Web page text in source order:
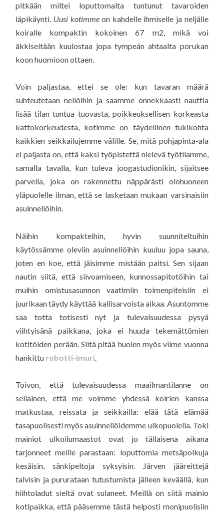
pitkään miltei loputtomalta tuntunut tavaroiden
läpikäynti. Uusi kotimmeon kahdelle ihmiselle ja neljälle
koiralle kompaktin kokoinen 67 m2, mikä voi
äkkiseltään kuulostaa jopa tympeän ahtaalta porukan
koon huomioon ottaen.
Voin paljastaa, ettei se ole: kun tavaran määrä
suhteutetaan neliöihin ja saamme onnekkaasti nauttia
lisää tilan tuntua tuovasta, poikkeuksellisen korkeasta
kattokorkeudesta, kotimme on täydellinen tukikohta
kaikkien seikkailujemme välille. Se, mitä pohjapinta-ala
ei paljasta on, että kaksi työpistettä nielevä työtilamme,
samalla tavalla, kun tuleva joogastudionikin, sijaitsee
parvella, joka on rakennettu näppärästi olohuoneen
yläpuolelle ilman, että se lasketaan mukaan varsinaisiin
asuinneliöihin.
Näihin kompakteihin, hyvin suunniteltuihin
käytössämme oleviin asuinneliöihin kuuluu jopa sauna,
joten en koe, että jäisimme mistään paitsi. Sen sijaan
nautin siitä, että siivoamiseen, kunnossapitotöihin tai
muihin omistusasunnon vaatimiin toimenpiteisiin ei
juurikaan täydy käyttää kallisarvoista aikaa. Asuntomme
saa totta totisesti nyt ja tulevaisuudessa pysyä
viihtyisänä paikkana, joka ei huuda tekemättömien
kotitöiden perään. Siitä pitää huolen myös viime vuonna
hankittu robotti-imuri
Toivon, että tulevaisuudessa maailmantilanne on
sellainen, että me voimme yhdessä koirien kanssa
matkustaa, reissata ja seikkailla: elää tätä elämää
tasapuolisesti myös asuinneliöidemme ulkopuolella. Toki
mainiot ulkoilumaastot ovat jo tällaisena aikana
tarjonneet meille parastaan: loputtomia metsäpolkuja
kesäisin, sänkipeltoja syksyisin. Järven jääreittejä
talvisin ja pururataan tutustumista jälleen keväällä, kun
hiihtoladut sieltä ovat sulaneet. Meillä on siitä mainio
kotipaikka, että pääsemme tästä helposti monipuolisiin